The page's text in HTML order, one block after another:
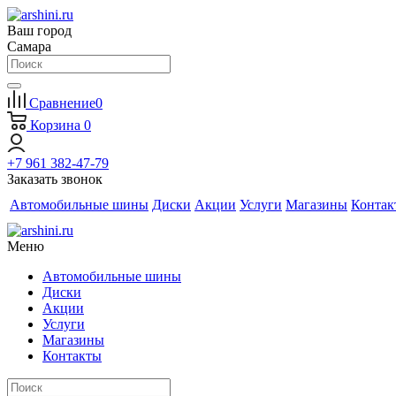
Ваш город
Самара
Сравнение0
Корзина 0
+7 961 382-47-79
Заказать звонок
Автомобильные шины Диски Акции Услуги Магазины
Меню
Автомобильные шины
Диски
Акции
Услуги
Магазины
Контакты